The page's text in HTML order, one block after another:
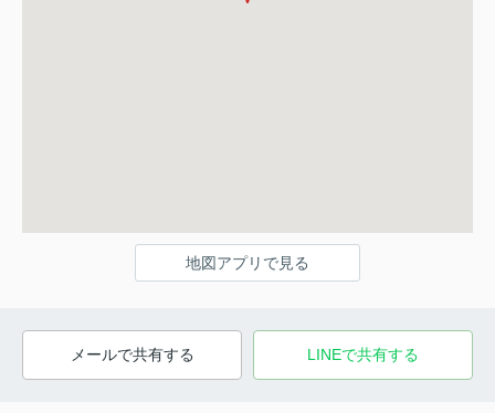
地図アプリで見る
メールで共有する LINEで共有する